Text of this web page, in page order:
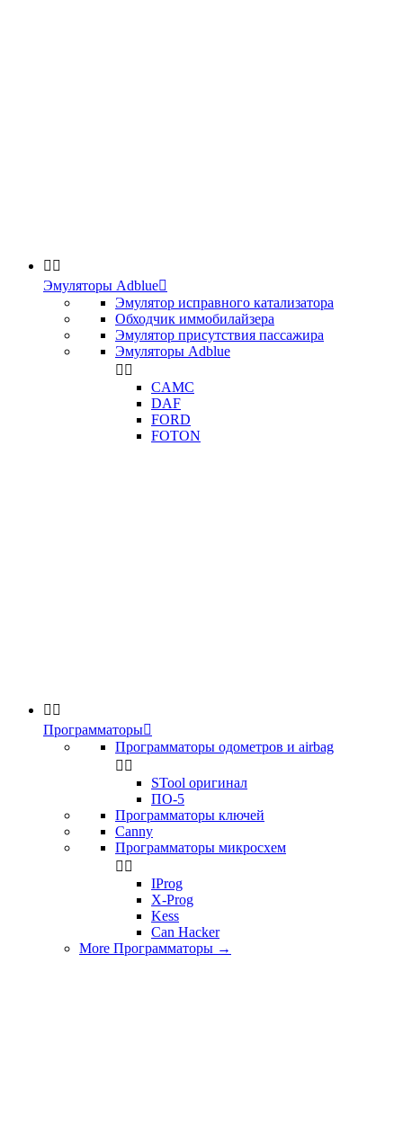
 
Эмуляторы Adblue
Эмулятор исправного катализатора
Обходчик иммобилайзера
Эмулятор присутствия пассажира
Эмуляторы Adblue
 
CAMC
DAF
FORD
FOTON
 
Программаторы
Программаторы одометров и airbag
 
STool оригинал
ПО-5
Программаторы ключей
Canny
Программаторы микросхем
 
IProg
X-Prog
Kess
Can Hacker
More Программаторы →